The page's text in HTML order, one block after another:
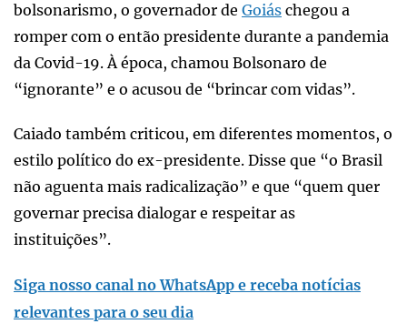
bolsonarismo, o governador de Goiás chegou a
romper com o então presidente durante a pandemia
da Covid-19. À época, chamou Bolsonaro de
“ignorante” e o acusou de “brincar com vidas”.
Caiado também criticou, em diferentes momentos, o
estilo político do ex-presidente. Disse que “o Brasil
não aguenta mais radicalização” e que “quem quer
governar precisa dialogar e respeitar as
instituições”.
Siga nosso canal no WhatsApp e receba notícias
relevantes para o seu dia